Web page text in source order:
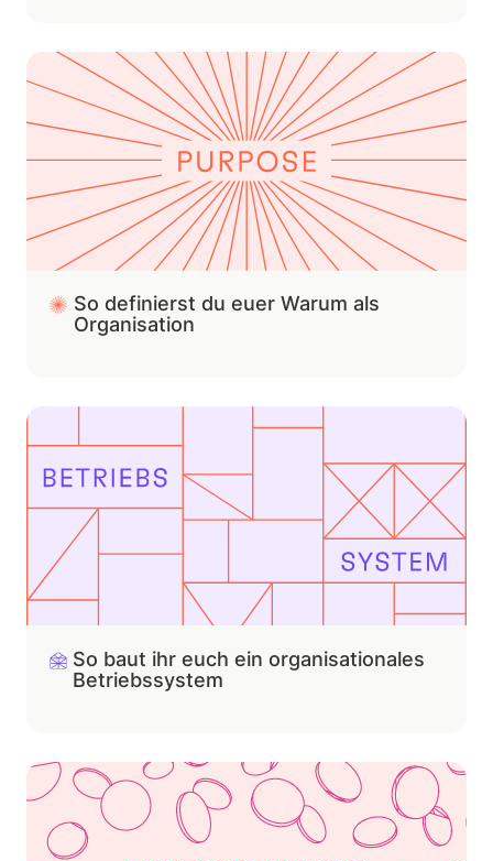
So definierst du euer Warum als Organisation
So definierst du euer Warum als
Organisation
So baut ihr euch ein organisationales
Betriebssystem
So baut ihr euch ein organisationales
Betriebssystem
So erstellst du einen wasserdichten Finanzplan